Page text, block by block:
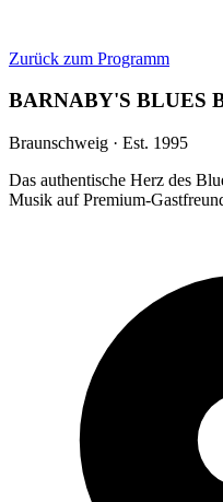
Zurück zum Programm
BARNABY'S BLUES
Braunschweig · Est. 1995
Das authentische Herz des
Musik auf Premium-